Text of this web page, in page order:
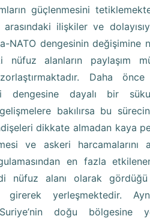
güçlenmesini
ilişkiler ve
NATO dengesinin değişimine
nüfuz alanların paylaşım
Daha
dengesine dayalı bir
bakılırsa bu
dikkate almadan kaya
ve askeri harcamalarını
en fazla
nüfuz alanı olarak
girerek yerleşmektedir.
doğu bölgesine